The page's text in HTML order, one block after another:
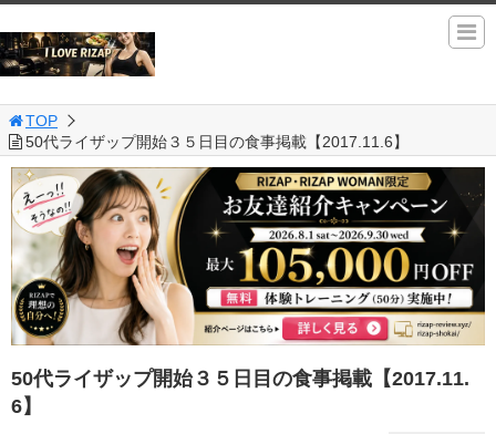
TOP
50代ライザップ開始３５日目の食事掲載【2017.11.6】
50代ライザップ開始３５日目の食事掲載【2017.11.
6】